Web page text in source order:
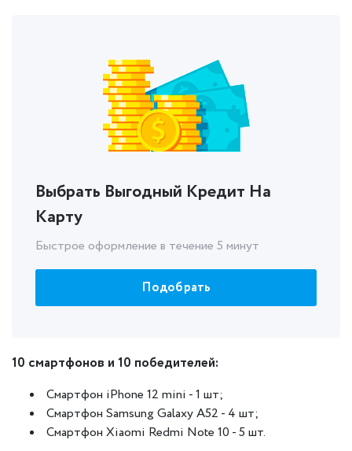
Выбрать Выгодный Кредит На
Карту
Быстрое оформление в течение 5 минут
Подобрать
10 смартфонов и 10 победителей:
Смартфон iPhone 12 mini - 1 шт;
Смартфон Samsung Galaxy A52 - 4 шт;
Смартфон Xiaomi Redmi Note 10 - 5 шт.